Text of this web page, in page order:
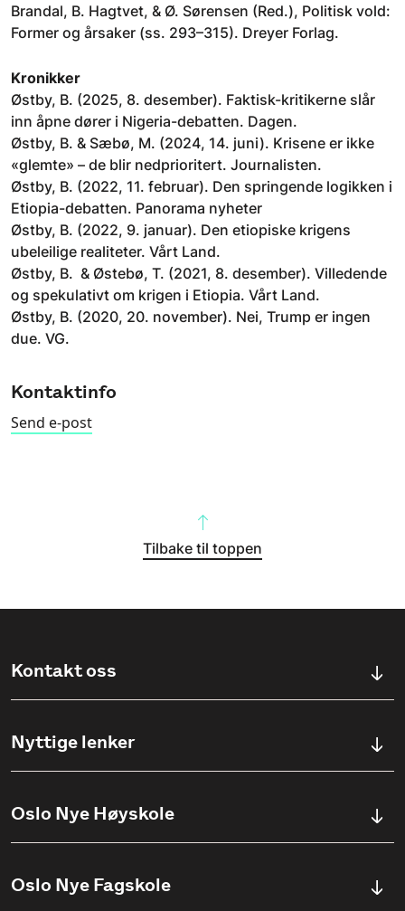
Brandal, B. Hagtvet, & Ø. Sørensen (Red.), Politisk vold:
Former og årsaker (ss. 293–315). Dreyer Forlag.
Kronikker
Østby, B. (2025, 8. desember). Faktisk-kritikerne slår
inn åpne dører i Nigeria-debatten. Dagen.
Østby, B. & Sæbø, M. (2024, 14. juni). Krisene er ikke
«glemte» – de blir nedprioritert. Journalisten.
Østby, B. (2022, 11. februar). Den springende logikken i
Etiopia-debatten. Panorama nyheter
Østby, B. (2022, 9. januar). Den etiopiske krigens
ubeleilige realiteter. Vårt Land.
Østby, B. & Østebø, T. (2021, 8. desember). Villedende
og spekulativt om krigen i Etiopia. Vårt Land.
Østby, B. (2020, 20. november). Nei, Trump er ingen
due. VG.
Kontaktinfo
Send e-post
Tilbake til toppen
Kontakt oss
Ullevålsveien 76, 0454 OSLO
(+47) 23 23 38 20
Nyttige lenker
Søknadsinfo
Pensumlister
Oslo Nye Høyskole
Oslo Nye Fagskole